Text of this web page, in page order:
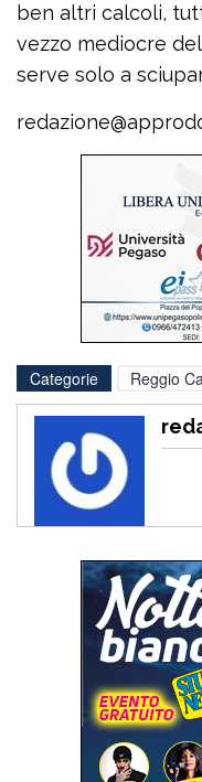
ben altri calcoli,
vezzo mediocre
serve solo a
Categorie Reggio